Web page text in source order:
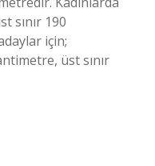
sınır 190
için;
üst sınır